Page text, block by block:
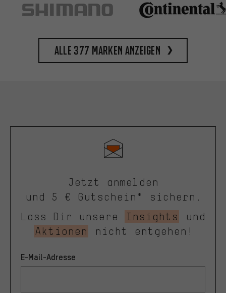
Alle 377 Marken anzeigen
Jetzt anmelden
und 5 € Gutschein* sichern.
Lass Dir unsere
Insights
und
Aktionen
nicht entgehen!
E-Mail-Adresse